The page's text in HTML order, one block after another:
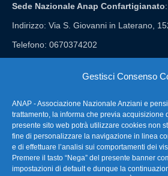
Gestisci Consenso
ANAP - Associazione Nazionale Anziani e
trattamento, la informa che previa acquisizione
presente sito web potrà utilizzare cookies non
fine di personalizzare la navigazione in linea
e di effettuare l’analisi sui comportamenti dei
Premere il tasto “Nega” del presente banner
impostazioni di default e dunque la
Sede Nazionale Anap Confartigianato:
Indirizzo: Via S. Giovanni in Laterano,
Telefono: 0670374202
FAQ – Domande
La nostra Newsletter
Link Utili